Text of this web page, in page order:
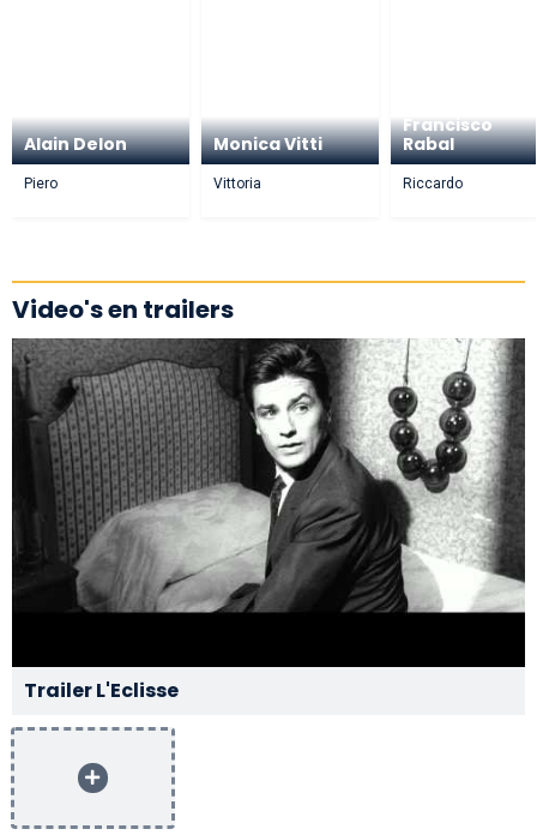
Alain Delon
Piero
Monica Vitti
Vittoria
Francisco
Rabal
Riccardo
Video's en trailers
Trailer L'Eclisse